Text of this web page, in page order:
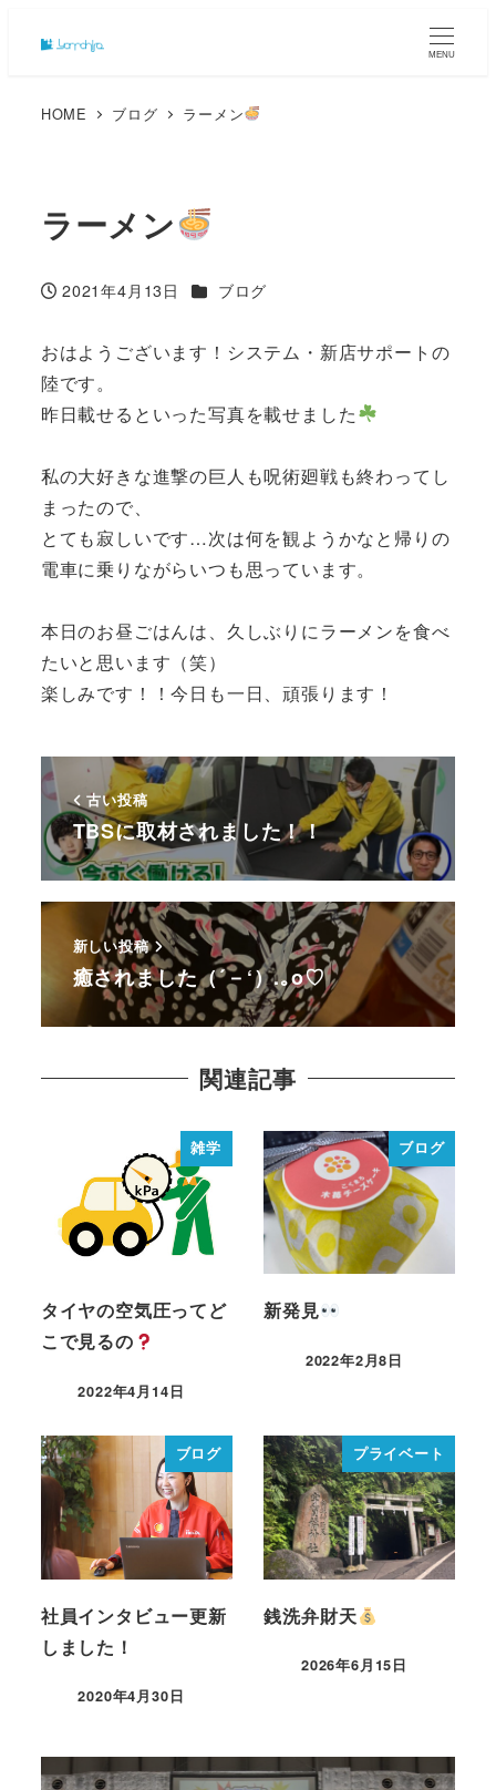
MENU
HOME ブログ ラーメン
ラーメン
投稿日
2021年4月13日 カテゴリー
ブログ
おはようございます！システム・新店サポートの
陸です。
昨日載せるといった写真を載せました
私の大好きな進撃の巨人も呪術廻戦も終わってし
まったので、
とても寂しいです…次は何を観ようかなと帰りの
電車に乗りながらいつも思っています。
本日のお昼ごはんは、久しぶりにラーメンを食べ
たいと思います（笑）
楽しみです！！今日も一日、頑張ります！
古い投稿
TBSに取材されました！！
新しい投稿
癒されました（´－‘）.｡o♡
関連記事
雑学
タイヤの空気圧ってど
こで見るの
2022年4月14日
ブログ
新発見
2022年2月8日
ブログ
社員インタビュー更新
しました！
2020年4月30日
プライベート
銭洗弁財天
2026年6月15日